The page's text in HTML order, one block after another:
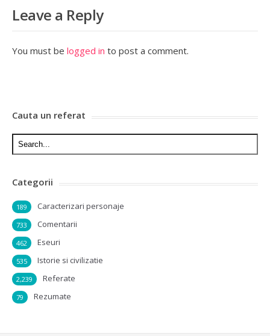
Leave a Reply
You must be logged in to post a comment.
Cauta un referat
Categorii
Caracterizari personaje
189
Comentarii
733
Eseuri
462
Istorie si civilizatie
535
Referate
2,239
Rezumate
79